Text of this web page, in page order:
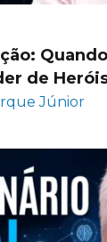
de
Júnior